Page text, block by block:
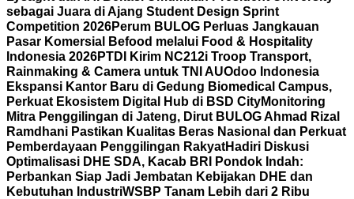
sebagai Juara di Ajang Student Design Sprint
Competition 2026Perum BULOG Perluas Jangkauan
Pasar Komersial Befood melalui Food & Hospitality
Indonesia 2026PTDI Kirim NC212i Troop Transport,
Rainmaking & Camera untuk TNI AUOdoo Indonesia
Ekspansi Kantor Baru di Gedung Biomedical Campus,
Perkuat Ekosistem Digital Hub di BSD CityMonitoring
Mitra Penggilingan di Jateng, Dirut BULOG Ahmad Rizal
Ramdhani Pastikan Kualitas Beras Nasional dan Perkuat
Pemberdayaan Penggilingan RakyatHadiri Diskusi
Optimalisasi DHE SDA, Kacab BRI Pondok Indah:
Perbankan Siap Jadi Jembatan Kebijakan DHE dan
Kebutuhan IndustriWSBP Tanam Lebih dari 2 Ribu